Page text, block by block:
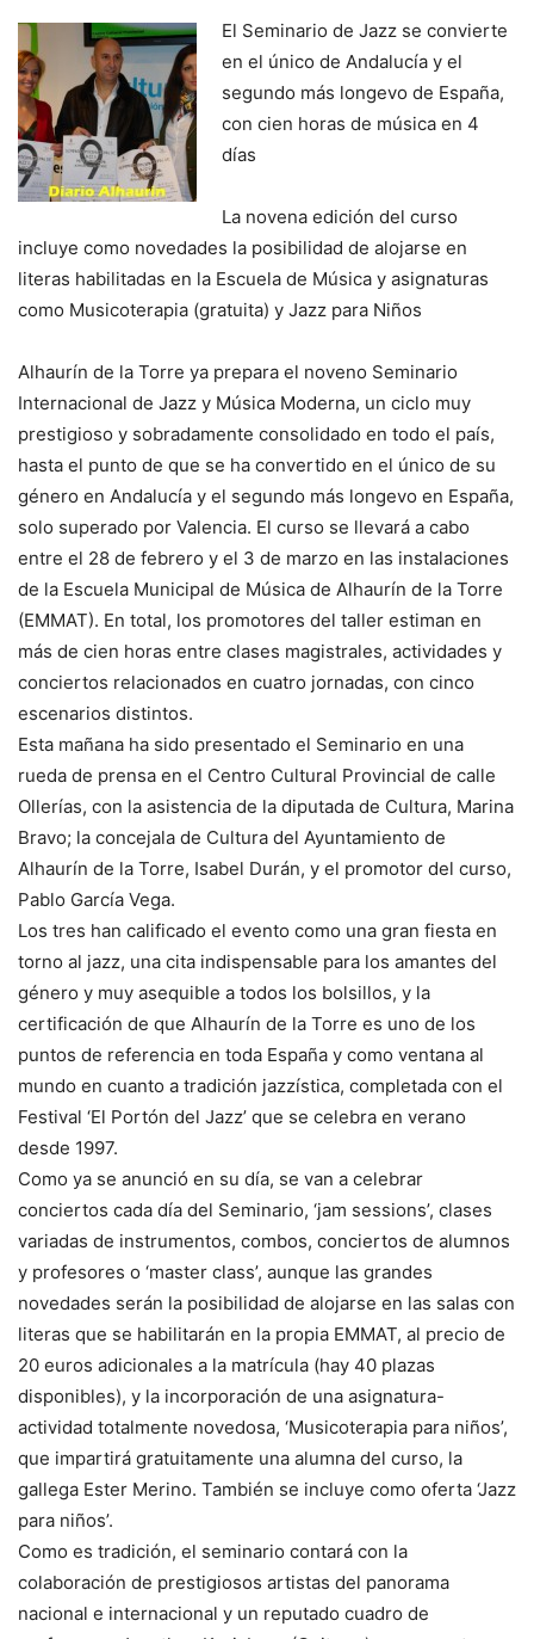
El Seminario de Jazz se convierte
en el único de Andalucía y el
segundo más longevo de España,
con cien horas de música en 4
días
La novena edición del curso
incluye como novedades la posibilidad de alojarse en
literas habilitadas en la Escuela de Música y asignaturas
como Musicoterapia (gratuita) y Jazz para Niños
Alhaurín de la Torre ya prepara el noveno Seminario
Internacional de Jazz y Música Moderna, un ciclo muy
prestigioso y sobradamente consolidado en todo el país,
hasta el punto de que se ha convertido en el único de su
género en Andalucía y el segundo más longevo en España,
solo superado por Valencia. El curso se llevará a cabo
entre el 28 de febrero y el 3 de marzo en las instalaciones
de la Escuela Municipal de Música de Alhaurín de la Torre
(EMMAT). En total, los promotores del taller estiman en
más de cien horas entre clases magistrales, actividades y
conciertos relacionados en cuatro jornadas, con cinco
escenarios distintos.
Esta mañana ha sido presentado el Seminario en una
rueda de prensa en el Centro Cultural Provincial de calle
Ollerías, con la asistencia de la diputada de Cultura, Marina
Bravo; la concejala de Cultura del Ayuntamiento de
Alhaurín de la Torre, Isabel Durán, y el promotor del curso,
Pablo García Vega.
Los tres han calificado el evento como una gran fiesta en
torno al jazz, una cita indispensable para los amantes del
género y muy asequible a todos los bolsillos, y la
certificación de que Alhaurín de la Torre es uno de los
puntos de referencia en toda España y como ventana al
mundo en cuanto a tradición jazzística, completada con el
Festival ‘El Portón del Jazz’ que se celebra en verano
desde 1997.
Como ya se anunció en su día, se van a celebrar
conciertos cada día del Seminario, ‘jam sessions’, clases
variadas de instrumentos, combos, conciertos de alumnos
y profesores o ‘master class’, aunque las grandes
novedades serán la posibilidad de alojarse en las salas con
literas que se habilitarán en la propia EMMAT, al precio de
20 euros adicionales a la matrícula (hay 40 plazas
disponibles), y la incorporación de una asignatura-
actividad totalmente novedosa, ‘Musicoterapia para niños’,
que impartirá gratuitamente una alumna del curso, la
gallega Ester Merino. También se incluye como oferta ‘Jazz
para niños’.
Como es tradición, el seminario contará con la
colaboración de prestigiosos artistas del panorama
nacional e internacional y un reputado cuadro de